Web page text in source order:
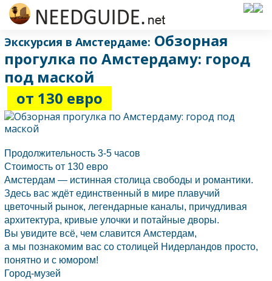
Экскурсия в Амстердаме: Обзорная
прогулка по Амстердаму: город
под маской
от 130 евро
Продолжительность 3-5 часов
Стоимость от 130 евро
Амстердам — истинная столица свободы и романтики.
Здесь вас ждёт единственный в мире плавучий
цветочный рынок, легендарные каналы, причудливая
архитектура, кривые улочки и потайные дворы.
Вы увидите всё, чем славится Амстердам,
а мы познакомим вас со столицей Нидерландов просто,
понятно и с юмором!
Город-музей